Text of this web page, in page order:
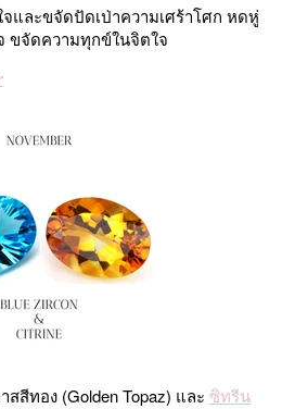
และขจัดปัดเป่าความเศร้าโศก หดหู่
ขจัดความทุกข์ในจิตใจ
สีทอง (Golden Topaz) และ ซิทรีน